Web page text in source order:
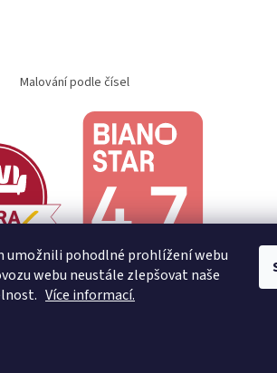
umožnili pohodlné prohlížení webu
webu neustále zlepšovat naše
Více informací.
Malování podle čísel